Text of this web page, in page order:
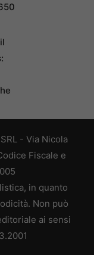
- Via Nicola
Fiscale e
in quanto
Non può
ai sensi